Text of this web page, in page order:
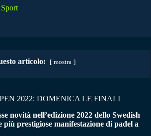
articolo: mostra
2022: DOMENICA LE FINALI
novità nell’edizione 2022 dello Swedish
più prestigiose manifestazione di padel a